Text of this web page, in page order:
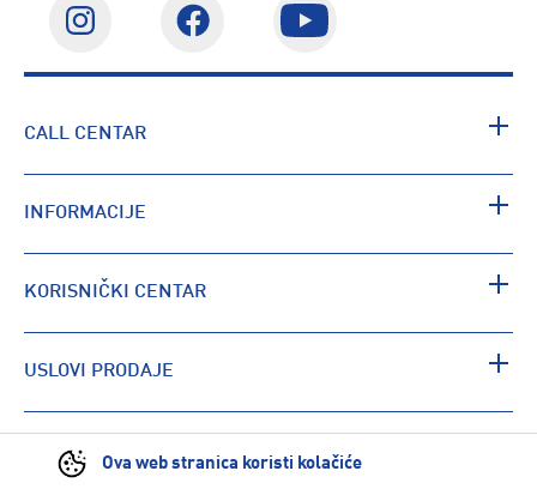
Ova web stranica koristi kolačiće
CALL CENTAR
INFORMACIJE
KORISNIČKI CENTAR
USLOVI PRODAJE
PRONAĐI RADNJU